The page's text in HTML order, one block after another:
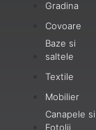
Gradina
Covoare
Baze si
saltele
Textile
Mobilier
Canapele si
Fotolii